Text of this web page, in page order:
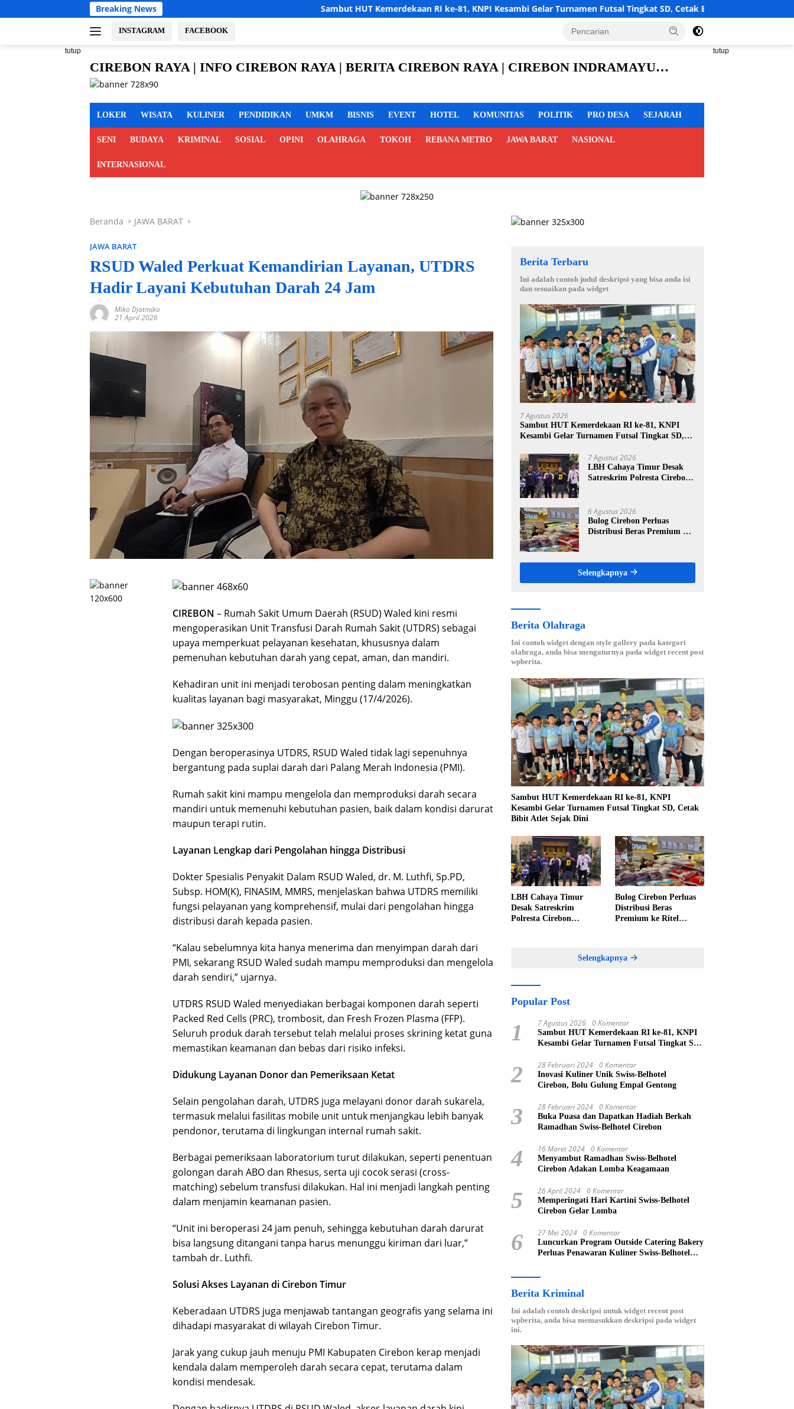
ke
Breaking News Sambut HUT Kemerdekaan RI ke-81, KNPI Kesambi Gelar Turnamen Futsal Tingkat SD, Cetak Bibit Atlet Sejak Dini
INSTAGRAM FACEBOOK
tutup tutup
CIREBON RAYA | INFO CIREBON RAYA | BERITA CIREBON RAYA | CIREBON INDRAMAYU
MAJALENGKA KUNINGAN
cirebon
info
raya,
cirebon
kuningan
LOKER WISATA KULINER PENDIDIKAN UMKM BISNIS EVENT HOTEL KOMUNITAS POLITIK PRO DESA SEJARAH
SENI BUDAYA KRIMINAL SOSIAL OPINI OLAHRAGA TOKOH REBANA METRO JAWA BARAT NASIONAL
INTERNASIONAL
Beranda JAWA BARAT
JAWA BARAT
RSUD Waled Perkuat Kemandirian Layanan, UTDRS
Hadir Layani Kebutuhan Darah 24 Jam
Miko Djatmiko
21 April 2026
CIREBON – Rumah Sakit Umum Daerah (RSUD) Waled kini resmi
mengoperasikan Unit Transfusi Darah Rumah Sakit (UTDRS) sebagai
upaya memperkuat pelayanan kesehatan, khususnya dalam
pemenuhan kebutuhan darah yang cepat, aman, dan mandiri.
Kehadiran unit ini menjadi terobosan penting dalam meningkatkan
kualitas layanan bagi masyarakat, Minggu (17/4/2026).
Dengan beroperasinya UTDRS, RSUD Waled tidak lagi sepenuhnya
bergantung pada suplai darah dari Palang Merah Indonesia (PMI).
Rumah sakit kini mampu mengelola dan memproduksi darah secara
mandiri untuk memenuhi kebutuhan pasien, baik dalam kondisi darurat
maupun terapi rutin.
Layanan Lengkap dari Pengolahan hingga Distribusi
Dokter Spesialis Penyakit Dalam RSUD Waled, dr. M. Luthfi, Sp.PD,
Subsp. HOM(K), FINASIM, MMRS, menjelaskan bahwa UTDRS memiliki
fungsi pelayanan yang komprehensif, mulai dari pengolahan hingga
distribusi darah kepada pasien.
“Kalau sebelumnya kita hanya menerima dan menyimpan darah dari
PMI, sekarang RSUD Waled sudah mampu memproduksi dan mengelola
darah sendiri,” ujarnya.
UTDRS RSUD Waled menyediakan berbagai komponen darah seperti
Packed Red Cells (PRC), trombosit, dan Fresh Frozen Plasma (FFP).
Seluruh produk darah tersebut telah melalui proses skrining ketat guna
memastikan keamanan dan bebas dari risiko infeksi.
Didukung Layanan Donor dan Pemeriksaan Ketat
Selain pengolahan darah, UTDRS juga melayani donor darah sukarela,
termasuk melalui fasilitas mobile unit untuk menjangkau lebih banyak
pendonor, terutama di lingkungan internal rumah sakit.
Berbagai pemeriksaan laboratorium turut dilakukan, seperti penentuan
golongan darah ABO dan Rhesus, serta uji cocok serasi (cross-
matching) sebelum transfusi dilakukan. Hal ini menjadi langkah penting
dalam menjamin keamanan pasien.
“Unit ini beroperasi 24 jam penuh, sehingga kebutuhan darah darurat
bisa langsung ditangani tanpa harus menunggu kiriman dari luar,”
tambah dr. Luthfi.
Solusi Akses Layanan di Cirebon Timur
Keberadaan UTDRS juga menjawab tantangan geografis yang selama ini
dihadapi masyarakat di wilayah Cirebon Timur.
Jarak yang cukup jauh menuju PMI Kabupaten Cirebon kerap menjadi
kendala dalam memperoleh darah secara cepat, terutama dalam
kondisi mendesak.
Berita Terbaru
Ini adalah contoh judul deskripsi yang bisa anda isi
dan sesuaikan pada widget
7 Agustus 2026
Sambut HUT Kemerdekaan RI ke-81, KNPI
Kesambi Gelar Turnamen Futsal Tingkat SD,
7 Agustus 2026
LBH Cahaya Timur Desak
Satreskrim Polresta Cirebon
Kuwu Pabedilan Kidul
6 Agustus 2026
Bulog Cirebon Perluas
Distribusi Beras Premium ke
Selengkapnya
Berita Olahraga
Ini contoh widget dengan style gallery pada kategori
olahraga, anda bisa mengaturnya pada widget recent post
wpberita.
Sambut HUT Kemerdekaan RI ke-81, KNPI
Kesambi Gelar Turnamen Futsal Tingkat SD, Cetak
Bibit Atlet Sejak Dini
LBH Cahaya Timur
Desak Satreskrim
Polresta Cirebon
Bulog Cirebon Perluas
Distribusi Beras
Premium ke Ritel
Selengkapnya
Popular Post
1 7 Agustus 2026 0 Komentar
Sambut HUT Kemerdekaan RI ke-81, KNPI
Kesambi Gelar Turnamen Futsal Tingkat SD,
2 28 Februari 2024 0 Komentar
Inovasi Kuliner Unik Swiss-Belhotel
Cirebon, Bolu Gulung Empal Gentong
3 28 Februari 2024 0 Komentar
Buka Puasa dan Dapatkan Hadiah Berkah
Ramadhan Swiss-Belhotel Cirebon
4 16 Maret 2024 0 Komentar
Menyambut Ramadhan Swiss-Belhotel
Cirebon Adakan Lomba Keagamaan
5 26 April 2024 0 Komentar
Memperingati Hari Kartini Swiss-Belhotel
Cirebon Gelar Lomba
6 27 Mei 2024 0 Komentar
Luncurkan Program Outside Catering Bakery
Perluas Penawaran Kuliner Swiss-Belhotel
Berita Kriminal
Ini adalah contoh deskripsi untuk widget recent post
wpberita, anda bisa memasukkan deskripsi pada widget
ini.